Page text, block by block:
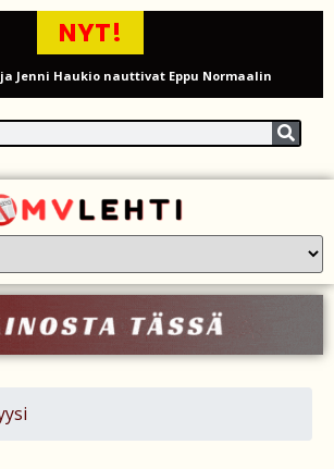
NYT!
Jenni Haukio nauttivat Eppu Normaalin
traktorionnettomuudessa – jalka
ja varpaat vaarassa
Ukrainassa kaatuneita läheisiään
tutkinta kyseenalaistetaan
arki ja haasteet